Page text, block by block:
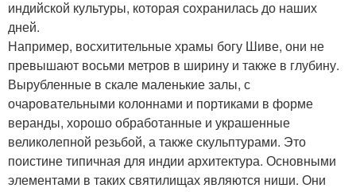
индийской культуры, которая сохранилась до наших
дней.
Например, восхитительные храмы богу Шиве, они не
превышают восьми метров в ширину и также в глубину.
Вырубленные в скале маленькие залы, с
очаровательными колоннами и портиками в форме
веранды, хорошо обработанные и украшенные
великолепной резьбой, а также скульптурами. Это
поистине типичная для индии архитектура. Основными
элементами в таких святилищах являются ниши. Они